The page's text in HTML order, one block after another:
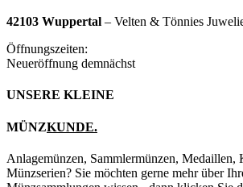
42103 Wuppertal – Velten & Tönnies
Öffnungszeiten:
Neueröffnung demnächst
UNSERE KLEINE
MÜNZKUNDE.
Anlagemünzen, Sammlermünzen, Medaillen,
Münzserien? Sie möchten gerne mehr über